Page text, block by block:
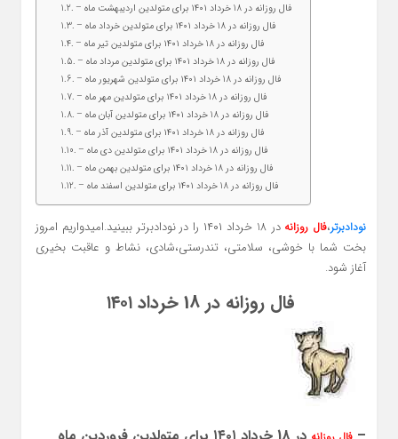
– فال روزانه در 18 خرداد ۱۴۰۱ برای متولدین اردیبهشت ماه
– فال روزانه در 18 خرداد ۱۴۰۱ برای متولدین خرداد ماه
– فال روزانه در 18 خرداد ۱۴۰۱ برای متولدین تیر ماه
– فال روزانه در 18 خرداد ۱۴۰۱ برای متولدین مرداد ماه
– فال روزانه در 18 خرداد ۱۴۰۱ برای متولدین شهریور ماه
– فال روزانه در 18 خرداد ۱۴۰۱ برای متولدین مهر ماه
– فال روزانه در 18 خرداد ۱۴۰۱ برای متولدین آبان ماه
– فال روزانه در 18 خرداد ۱۴۰۱ برای متولدین آذر ماه
– فال روزانه در 18 خرداد ۱۴۰۱ برای متولدین دی ماه
– فال روزانه در 18 خرداد ۱۴۰۱ برای متولدین بهمن ماه
– فال روزانه در 18 خرداد ۱۴۰۱ برای متولدین اسفند ماه
نودادبرتر،فال روزانه
در 18 خرداد ۱۴۰۱ را در نودادبرتر ببینید.امیدواریم امروز
بخت شما با خوشی، سلامتی، تندرستی،شادی، نشاط و عاقبت بخیری
آغاز شود.
فال روزانه در 18 خرداد ۱۴۰۱